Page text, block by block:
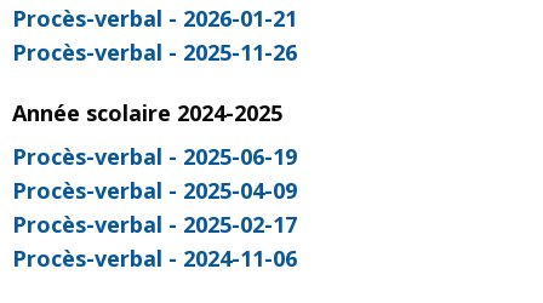
Procès-verbal - 2026-01-21
Procès-verbal - 2025-11-26
Année scolaire 2024-2025
Procès-verbal - 2025-06-19
Procès-verbal - 2025-04-09
Procès-verbal - 2025-02-17
Procès-verbal - 2024-11-06